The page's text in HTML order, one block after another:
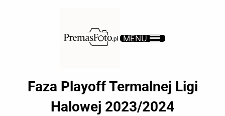
MENU
Faza Playoff Termalnej Ligi
Halowej 2023/2024